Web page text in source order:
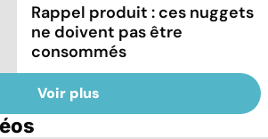
Rappel produit : ces nuggets
ne doivent pas être
consommés
Voir plus